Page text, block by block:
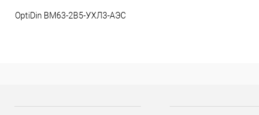
OptiDin BM63-2B5-УХЛ3-АЭС